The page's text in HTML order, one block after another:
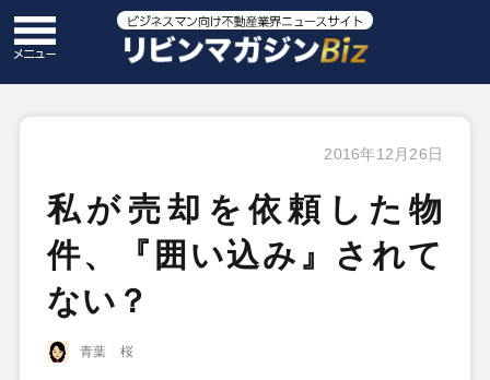
2016年12月26日
私が売却を依頼した物
件、『囲い込み』されて
ない？
青葉 桜